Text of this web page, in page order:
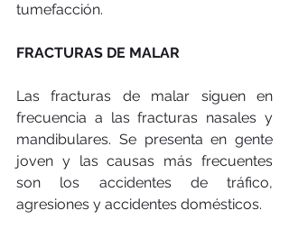
tumefacción.
FRACTURAS DE MALAR
Las fracturas de malar siguen en
frecuencia a las fracturas nasales y
mandibulares. Se presenta en gente
joven y las causas más frecuentes
son los accidentes de tráfico,
agresiones y accidentes domésticos.